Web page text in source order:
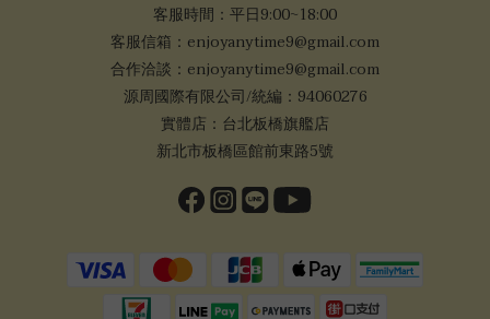
客服時間：平日9:00~18:00
客服信箱：enjoyanytime9@gmail.com
合作洽談：enjoyanytime9@gmail.com
源周國際有限公司/統編：94060276
實體店：台北板橋旗艦店
新北市板橋區館前東路5號